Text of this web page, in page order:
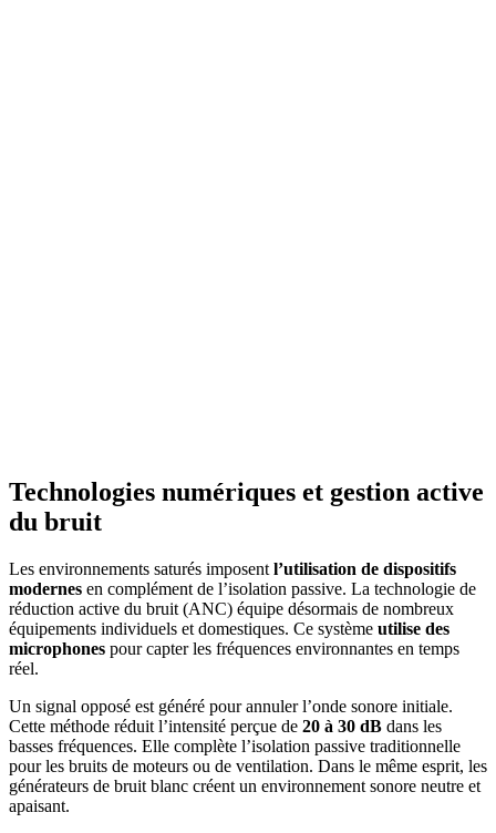
Technologies numériques et gestion active
du bruit
Les environnements saturés imposent l’utilisation de dispositifs
modernes en complément de l’isolation passive. La technologie de
réduction active du bruit (ANC) équipe désormais de nombreux
équipements individuels et domestiques. Ce système utilise des
microphones pour capter les fréquences environnantes en temps
réel.
Un signal opposé est généré pour annuler l’onde sonore initiale.
Cette méthode réduit l’intensité perçue de 20 à 30 dB dans les
basses fréquences. Elle complète l’isolation passive traditionnelle
pour les bruits de moteurs ou de ventilation. Dans le même esprit, les
générateurs de bruit blanc créent un environnement sonore neutre et
apaisant.